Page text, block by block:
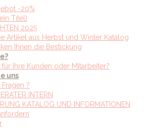
-20%
Titel)
2025
Artikel aus Herbst und Winter Katalog
Ihnen die Bestickung
für Ihre Kunden oder Mitarbeiter?
uns
Fragen ?
INTERN
KATALOG UND INFORMATIONEN